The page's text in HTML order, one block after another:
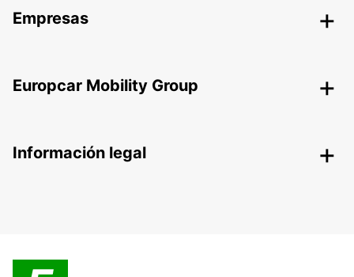
Empresas
Europcar Mobility Group
Información legal